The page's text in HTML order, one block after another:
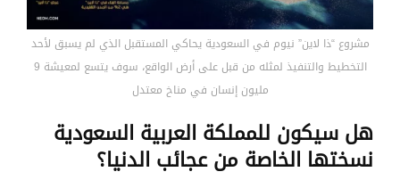
مشروع “ذا لاين” نيوم في السعودية يحاكي المستقبل الذي لم يسبق لأحد
التخطيط والتنفيذ لمثله من قبل على أرض الواقع، سوف يتسع لمعيشة 9
مليون إنسان في مناخ معتدل
هل سيكون للمملكة العربية السعودية
نسختها الخاصة من عجائب الدنيا؟